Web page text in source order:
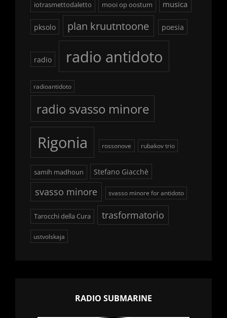
iotrasmettodaletto mooi op oostum musica
pksolo plan kruutntoone poesia
radio radio antidoto
radioantidoto
radio svasso minore
Rigonia rossonove rubakov trio
samih madhoun Stefano Giacchè
svasso minore svasso minore for antidoto
Tarocchi della Cura trasformatorio
ustvolskaja
RADIO SUBMARINE